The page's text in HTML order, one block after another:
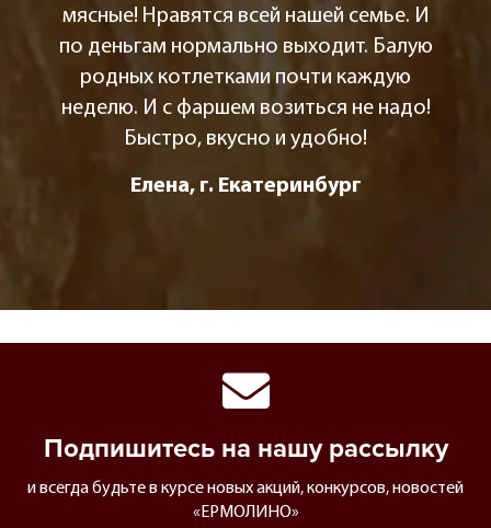
мясные! Нравятся всей нашей семье. И
по деньгам нормально выходит. Балую
родных котлетками почти каждую
неделю. И с фаршем возиться не надо!
Быстро, вкусно и удобно!
Елена, г. Екатеринбург
Подпишитесь на нашу рассылку
и всегда будьте в курсе новых акций, конкурсов, новостей
«ЕРМОЛИНО»